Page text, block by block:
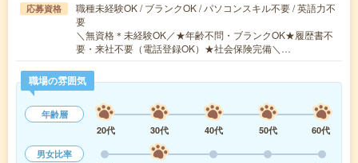
応募資格
職種未経験OK / ブランクOK / パソコンスキル不要 / 英語力不
要
＼無資格＊未経験OK／★年齢不問・ブランクOK★履歴書不
要・来社不要（電話登録OK）★社会保険完備＼…
職場の雰囲気
年齢層
20代
30代 40代 50代
60代
男女比率